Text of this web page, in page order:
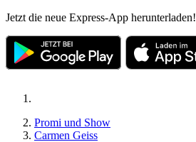
Jetzt die neue Express-App herunterladen!
Promi und Show
Carmen Geiss